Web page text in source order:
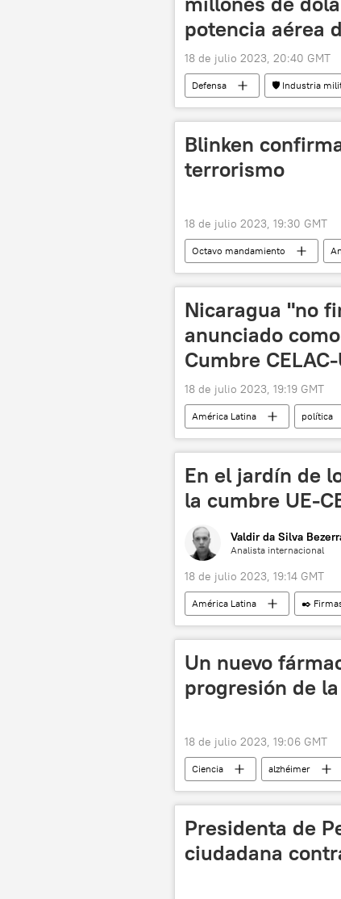
potencia aérea
18 de julio 2023, 20:40 GMT
Defensa 🛡️ Industria
Jake Sullivan
Ucrania
Blinken
terrorismo
18 de julio 2023, 19:30 GMT
Octavo mandamiento
Puente de Crimea
EEUU
Nicaragua "no
anunciado
Cumbre
18 de julio 2023, 19:19 GMT
América Latina política
Unión Europea (UE)
En el jardín de
la cumbre UE-
Valdir da Silva
Analista internacional
18 de julio 2023, 19:14 GMT
América Latina ✒️
🌍 Europa
Unión
Un nuevo
progresión de
18 de julio 2023, 19:06 GMT
Ciencia alzhéimer
Presidenta de
ciudadana